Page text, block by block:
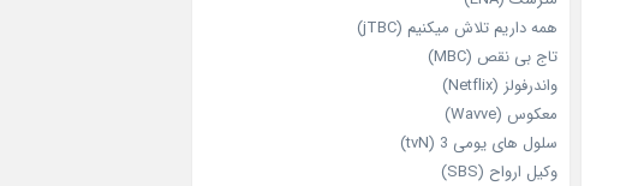
همه داریم تلاش میکنیم (jTBC)
تاج بی‌ نقص (MBC)
واندرفولز (Netflix)
معکوس (Wavve)
سلول های یومی 3 (tvN)
وکیل ارواح (SBS)